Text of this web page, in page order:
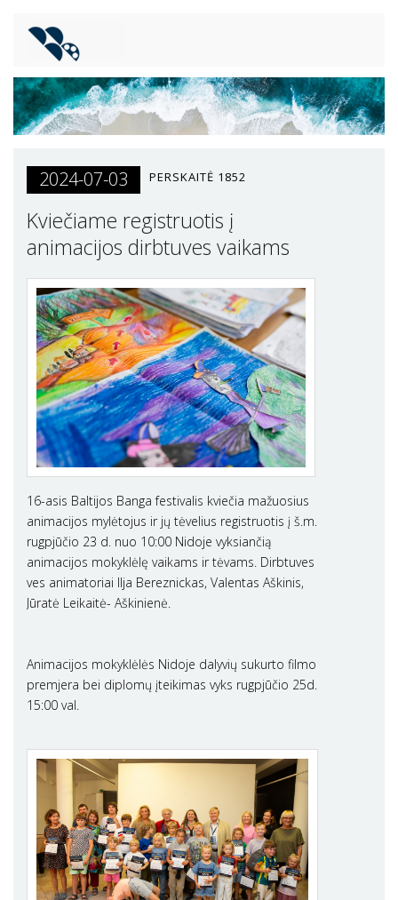
2024-07-03 PERSKAITĖ 1852
Kviečiame registruotis į
animacijos dirbtuves vaikams
16-asis Baltijos Banga festivalis kviečia mažuosius
animacijos mylėtojus ir jų tėvelius registruotis į š.m.
rugpjūčio 23 d. nuo 10:00 Nidoje vyksiančią
animacijos mokyklėlę vaikams ir tėvams. Dirbtuves
ves animatoriai Ilja Bereznickas, Valentas Aškinis,
Jūratė Leikaitė- Aškinienė.
Animacijos mokyklėlės Nidoje dalyvių sukurto filmo
premjera bei diplomų įteikimas vyks rugpjūčio 25d.
15:00 val.